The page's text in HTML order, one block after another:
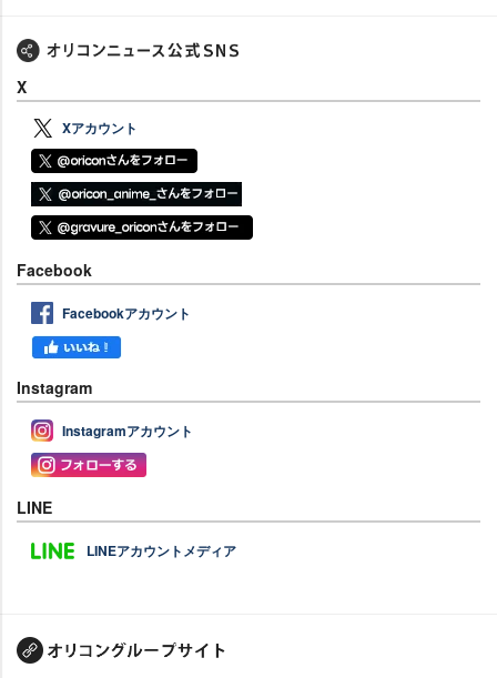
X
Xアカウント
Facebook
Facebookアカウント
Instagram
Instagramアカウント
LINE
LINEアカウントメディア